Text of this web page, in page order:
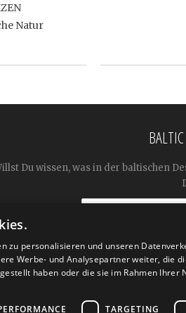
Natur
Du wissen, was in der baltischen
zu personalisieren und unseren
Werbe- und Analysepartner weiter, die
haben oder die sie im Rahmen Ihrer
TARGETING